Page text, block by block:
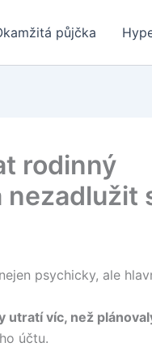
půjčka
rodinný
nezadlužit
psychicky, ale
utratí víc, než
účtu.